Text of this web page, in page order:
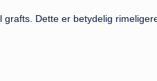
Dette er betydelig